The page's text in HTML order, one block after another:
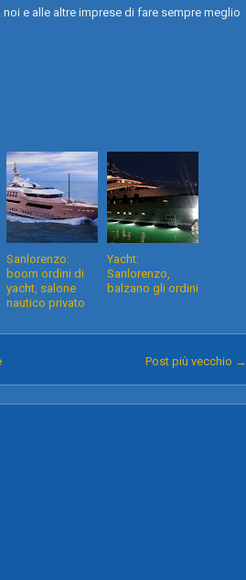
e alle altre imprese di fare sempre meglio
Sanlorenzo:
boom ordini di
yacht, salone
nautico privato
Yacht:
Sanlorenzo,
balzano gli ordini
Post più vecchio →